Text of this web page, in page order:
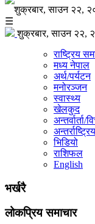
शुक्रबार, साउन २२,
☰
शुक्रबार, साउन २२,
राष्ट्रिय
मध्य नेपाल
अर्थ/पर्यटन
मनोरञ्जन
स्वास्थ्य
खेलकुद
अन्तर्वार्ता/
भिडियो
राशिफल
English
भर्खरै
लोकप्रिय समाचार